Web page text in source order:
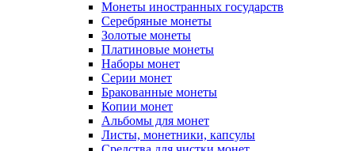
Монеты иностранных государств
Серебряные монеты
Золотые монеты
Платиновые монеты
Наборы монет
Серии монет
Бракованные монеты
Копии монет
Альбомы для монет
Листы, монетники, капсулы